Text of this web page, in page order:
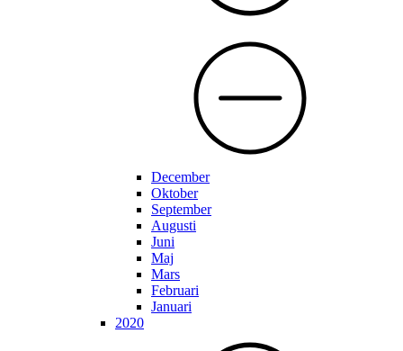
December
Oktober
September
Augusti
Juni
Maj
Mars
Februari
Januari
2020